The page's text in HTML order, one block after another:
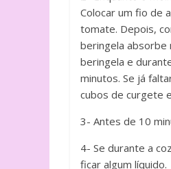
Colocar um fio de
tomate. Depois,
beringela absorbe
beringela e
minutos. Se já
cubos de curgete
3- Antes de 10
4- Se durante a
ficar algum líquido.